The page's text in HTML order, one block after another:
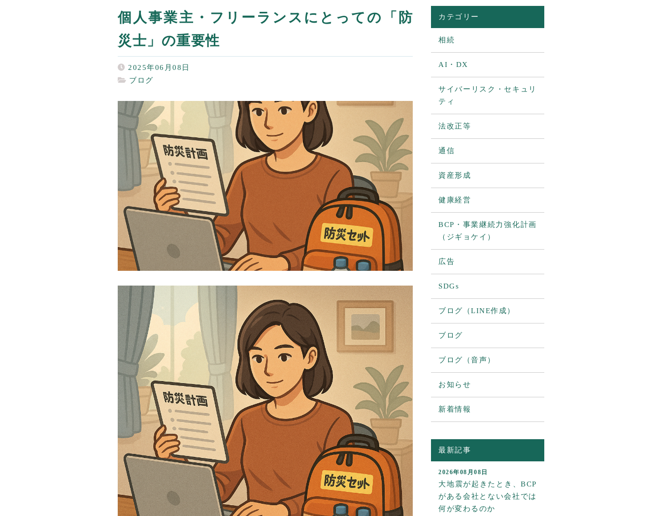
個人事業主・フリーランスにとっての「防
災士」の重要性
2025年06月08日
ブログ
カテゴリー
相続
AI・DX
サイバーリスク・セキュリ
ティ
法改正等
通信
資産形成
健康経営
BCP・事業継続力強化計画
（ジギョケイ）
広告
SDGs
ブログ（LINE作成）
ブログ
ブログ（音声）
お知らせ
新着情報
最新記事
2026年08月08日
大地震が起きたとき、BCP
がある会社とない会社では
何が変わるのか